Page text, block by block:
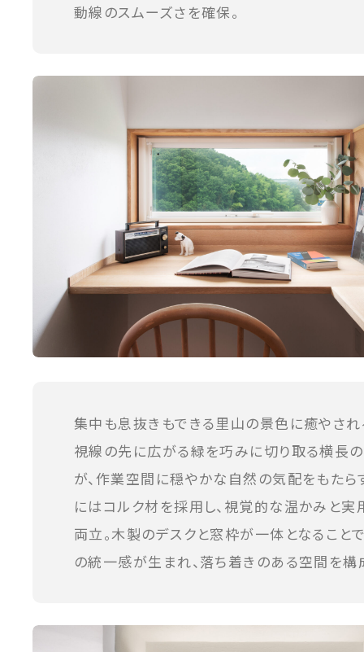
動線のスムーズさを確保。
集中も息抜きもできる里山の景色に癒やされ
視線の先に広がる緑を巧みに切り取る横長
が、作業空間に穏やかな自然の気配をもたら
にはコルク材を採用し、視覚的な温かみと実
両立。木製のデスクと窓枠が一体となること
の統一感が生まれ、落ち着きのある空間を構